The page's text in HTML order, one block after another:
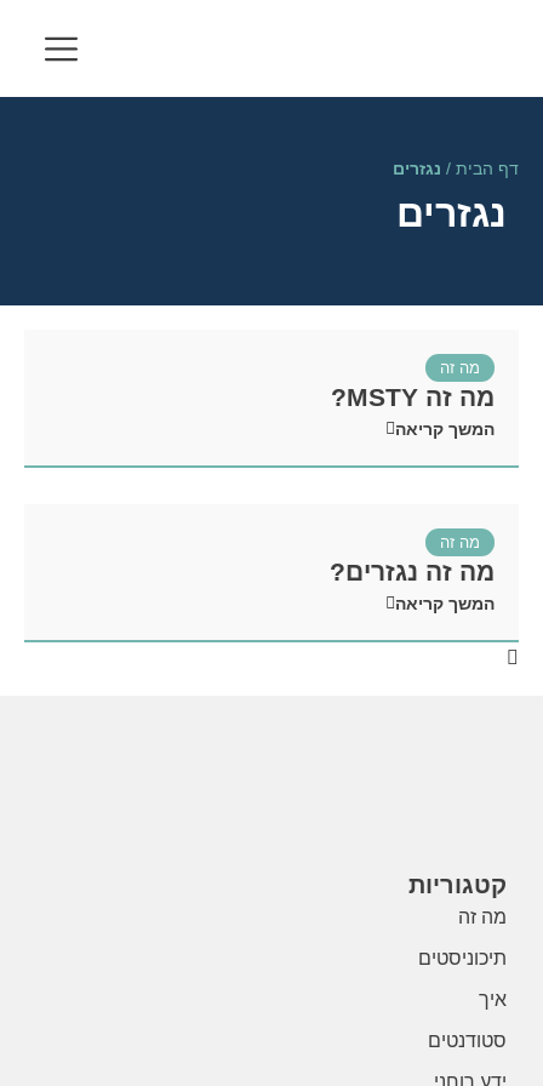
דף הבית / נגזרים
נגזרים
מה זה
מה זה MSTY?
המשך קריאה
מה זה
מה זה נגזרים?
המשך קריאה
קטגוריות
מה זה
תיכוניסטים
איך
סטודנטים
ידע רוחני